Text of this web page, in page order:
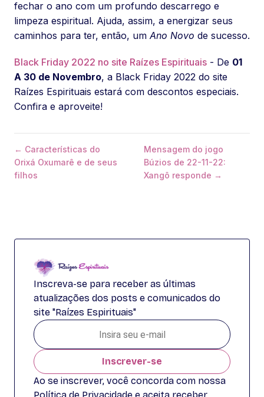
fechar o ano com um profundo descarrego e
limpeza espiritual. Ajuda, assim, a energizar seus
caminhos para ter, então, umAno Novo de sucesso.
Black Friday 2022 no site Raízes Espirituais - De 01
A 30 de Novembro, a Black Friday 2022 do site
Raízes Espirituais estará com descontos especiais.
Confira e aproveite!
← Características do
Orixá Oxumarê e de seus
filhos
Mensagem do jogo
Búzios de 22-11-22:
Xangô responde →
Inscreva-se para receber as últimas
atualizações dos posts e comunicados do
site "Raízes Espirituais"
Inscrever-se
Ao se inscrever, você concorda com nossa